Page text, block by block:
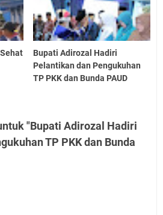
Bupati Adirozal Hadiri
Pelantikan dan Pengukuhan
TP PKK dan Bunda PAUD
"Bupati Adirozal Hadiri
TP PKK dan Bunda